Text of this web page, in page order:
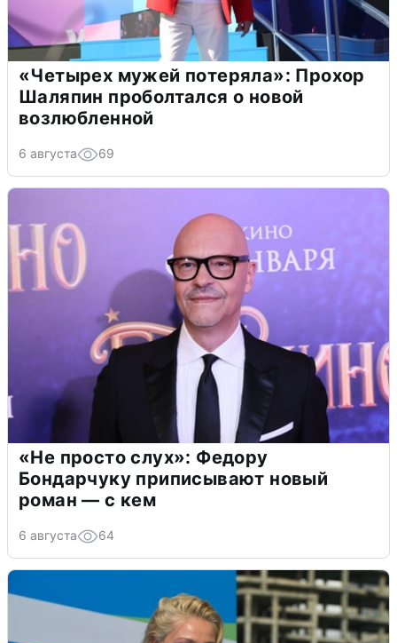
«Четырех мужей потеряла»: Прохор
Шаляпин проболтался о новой
возлюбленной
6 августа 69
«Не просто слух»: Федору
Бондарчуку приписывают новый
роман — с кем
6 августа 64